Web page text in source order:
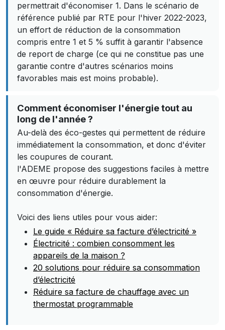
permettrait d'économiser 1. Dans le scénario de
référence publié par RTE pour l'hiver 2022-2023,
un effort de réduction de la consommation
compris entre 1 et 5 % suffit à garantir l'absence
de report de charge (ce qui ne constitue pas une
garantie contre d'autres scénarios moins
favorables mais est moins probable).
Comment économiser l'énergie tout au
long de l'année ?
Au-delà des éco-gestes qui permettent de réduire
immédiatement la consommation, et donc d'éviter
les coupures de courant.
l'ADEME propose des suggestions faciles à mettre
en œuvre pour réduire durablement la
consommation d'énergie.
Voici des liens utiles pour vous aider:
Le guide « Réduire sa facture d’électricité »
Électricité : combien consomment les
appareils de la maison ?
20 solutions pour réduire sa consommation
d’électricité
Réduire sa facture de chauffage avec un
thermostat programmable